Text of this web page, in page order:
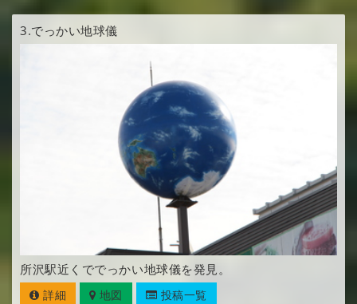
3.でっかい地球儀
所沢駅近くででっかい地球儀を発見。
詳細 地図 投稿一覧